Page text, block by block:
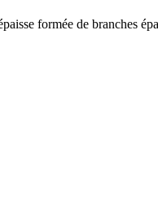
formée de branches